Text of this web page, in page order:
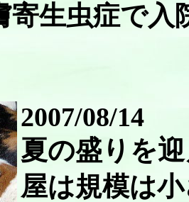
寄生虫症で
2007/08/14
夏の盛りを
屋は規模は